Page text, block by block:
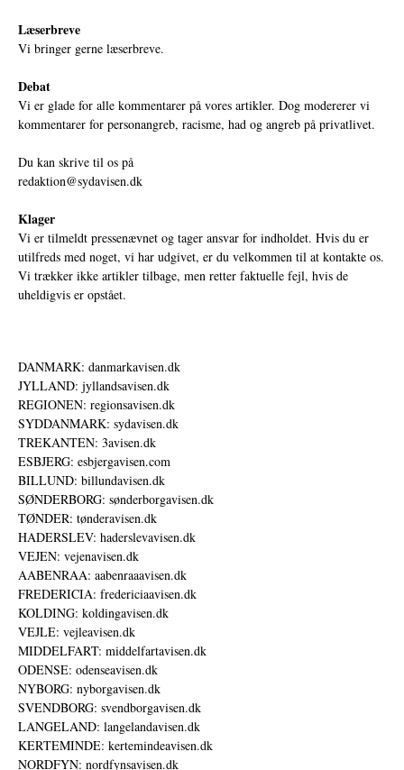
Læserbreve
Vi bringer gerne læserbreve.
Debat
Vi er glade for alle kommentarer på vores artikler. Dog modererer vi
kommentarer for personangreb, racisme, had og angreb på privatlivet.
Du kan skrive til os på
redaktion@sydavisen.dk
Klager
Vi er tilmeldt pressenævnet og tager ansvar for indholdet. Hvis du er
utilfreds med noget, vi har udgivet, er du velkommen til at kontakte os.
Vi trækker ikke artikler tilbage, men retter faktuelle fejl, hvis de
uheldigvis er opstået.
DANMARK: danmarkavisen.dk
JYLLAND: jyllandsavisen.dk
REGIONEN: regionsavisen.dk
SYDDANMARK: sydavisen.dk
TREKANTEN: 3avisen.dk
ESBJERG: esbjergavisen.com
BILLUND: billundavisen.dk
SØNDERBORG: sønderborgavisen.dk
TØNDER: tønderavisen.dk
HADERSLEV: haderslevavisen.dk
VEJEN: vejenavisen.dk
AABENRAA: aabenraaavisen.dk
FREDERICIA: fredericiaavisen.dk
KOLDING: koldingavisen.dk
VEJLE: vejleavisen.dk
MIDDELFART: middelfartavisen.dk
ODENSE: odenseavisen.dk
NYBORG: nyborgavisen.dk
SVENDBORG: svendborgavisen.dk
LANGELAND: langelandavisen.dk
KERTEMINDE: kertemindeavisen.dk
NORDFYN: nordfynsavisen.dk